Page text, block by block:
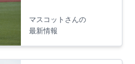
マスコットさんの
最新情報